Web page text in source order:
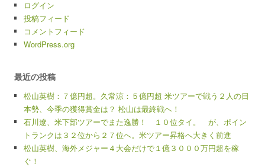
ログイン
投稿フィード
コメントフィード
WordPress.org
最近の投稿
松山英樹：７億円超。久常涼：５億円超 米ツアーで戦う２人の日
本勢、今季の獲得賞金は？ 松山は最終戦へ！
石川遼、米下部ツアーでまた逸勝！ １０位タイ。 が、ポイン
トランクは３２位から２７位へ。米ツアー昇格へ大きく前進
松山英樹、海外メジャー４大会だけで１億３０００万円超を稼
ぐ！